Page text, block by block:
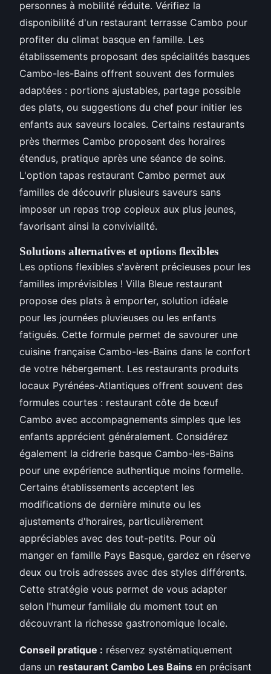
personnes à mobilité réduite. Vérifiez la
disponibilité d'un restaurant terrasse Cambo pour
profiter du climat basque en famille. Les
établissements proposant des spécialités basques
Cambo-les-Bains offrent souvent des formules
adaptées : portions ajustables, partage possible
des plats, ou suggestions du chef pour initier les
enfants aux saveurs locales. Certains restaurants
près thermes Cambo proposent des horaires
étendus, pratique après une séance de soins.
L'option tapas restaurant Cambo permet aux
familles de découvrir plusieurs saveurs sans
imposer un repas trop copieux aux plus jeunes,
favorisant ainsi la convivialité.
Solutions alternatives et options flexibles
Les options flexibles s'avèrent précieuses pour les
familles imprévisibles ! Villa Bleue restaurant
propose des plats à emporter, solution idéale
pour les journées pluvieuses ou les enfants
fatigués. Cette formule permet de savourer une
cuisine française Cambo-les-Bains dans le confort
de votre hébergement. Les restaurants produits
locaux Pyrénées-Atlantiques offrent souvent des
formules courtes : restaurant côte de bœuf
Cambo avec accompagnements simples que les
enfants apprécient généralement. Considérez
également la cidrerie basque Cambo-les-Bains
pour une expérience authentique moins formelle.
Certains établissements acceptent les
modifications de dernière minute ou les
ajustements d'horaires, particulièrement
appréciables avec des tout-petits. Pour où
manger en famille Pays Basque, gardez en réserve
deux ou trois adresses avec des styles différents.
Cette stratégie vous permet de vous adapter
selon l'humeur familiale du moment tout en
découvrant la richesse gastronomique locale.
Conseil pratique : réservez systématiquement
dans un restaurant Cambo Les Bains en précisant